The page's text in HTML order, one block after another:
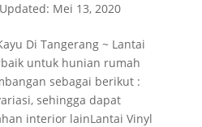
Mei 13, 2020
Di Tangerang ~ Lantai
untuk hunian rumah
sebagai berikut :
sehingga dapat
interior lainLantai Vinyl